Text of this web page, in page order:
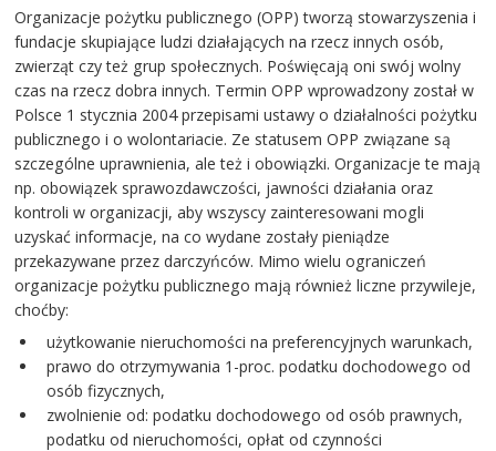
Organizacje pożytku publicznego (OPP) tworzą stowarzyszenia i
fundacje skupiające ludzi działających na rzecz innych osób,
zwierząt czy też grup społecznych. Poświęcają oni swój wolny
czas na rzecz dobra innych. Termin OPP wprowadzony został w
Polsce 1 stycznia 2004 przepisami ustawy o działalności pożytku
publicznego i o wolontariacie. Ze statusem OPP związane są
szczególne uprawnienia, ale też i obowiązki. Organizacje te mają
np. obowiązek sprawozdawczości, jawności działania oraz
kontroli w organizacji, aby wszyscy zainteresowani mogli
uzyskać informacje, na co wydane zostały pieniądze
przekazywane przez darczyńców. Mimo wielu ograniczeń
organizacje pożytku publicznego mają również liczne przywileje,
choćby:
użytkowanie nieruchomości na preferencyjnych warunkach,
prawo do otrzymywania 1-proc. podatku dochodowego od
osób fizycznych,
zwolnienie od: podatku dochodowego od osób prawnych,
podatku od nieruchomości, opłat od czynności